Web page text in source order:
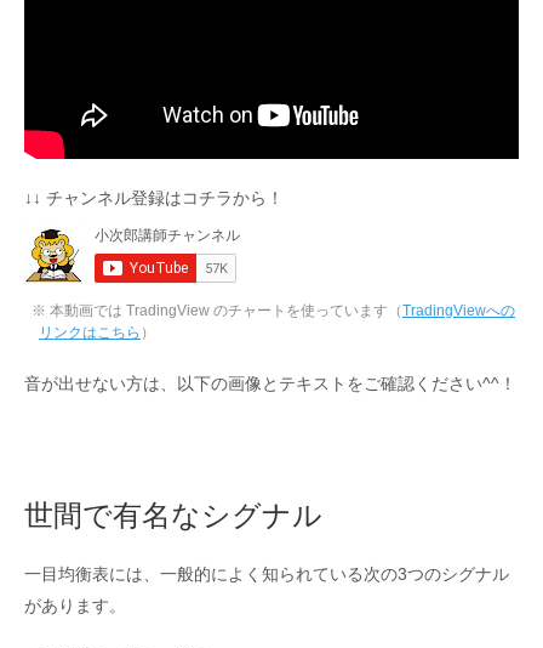
↓↓ チャンネル登録はコチラから！
※ 本動画では TradingView のチャートを使っています（TradingViewへの
リンクはこちら ）
音が出せない方は、以下の画像とテキストをご確認ください^^！
世間で有名なシグナル
一目均衡表には、一般的によく知られている次の3つのシグナル
があります。